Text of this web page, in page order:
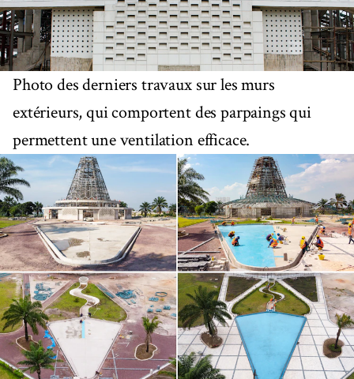
Photo des derniers travaux sur les murs
extérieurs, qui comportent des parpaings qui
permettent une ventilation efficace.